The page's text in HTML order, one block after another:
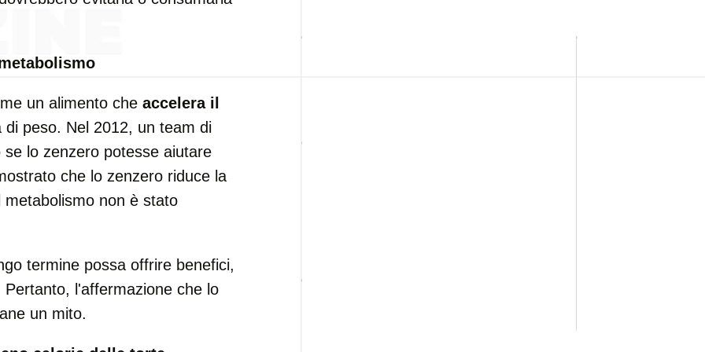
un alimento che accelera il
peso. Nel 2012, un team di
lo zenzero potesse aiutare
che lo zenzero riduce la
metabolismo non è stato
termine possa offrire benefici,
l'affermazione che lo
un mito.